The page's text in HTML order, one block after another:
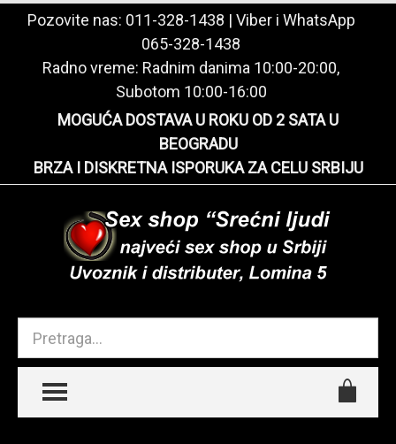
Pozovite nas: 011-328-1438 | Viber i WhatsApp
065-328-1438
Radno vreme: Radnim danima 10:00-20:00,
Subotom 10:00-16:00
MOGUĆA DOSTAVA U ROKU OD 2 SATA U
BEOGRADU
BRZA I DISKRETNA ISPORUKA ZA CELU SRBIJU
TOGGLE MENU